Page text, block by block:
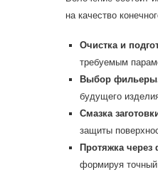
на качество
Очистка и
требуемым
Выбор
будущего
Смазка
защиты
Протяжка через
формируя